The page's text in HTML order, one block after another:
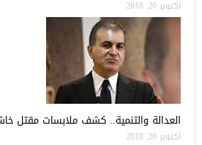
أكتوبر 20, 2018
العدالة والتنمية.. كشف ملابسات مقتل
أكتوبر 20, 2018